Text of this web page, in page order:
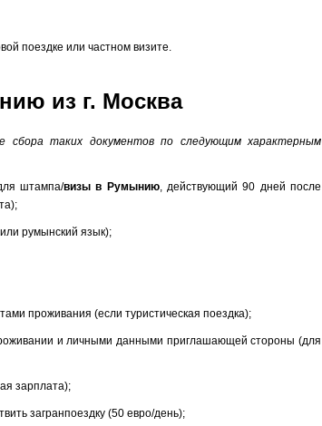
поездке или частном визите.
из г. Москва
сбора таких документов по следующим характерным
штампа/визы в Румынию, действующий 90 дней после
румынский язык);
проживания (если туристическая поездка);
и личными данными приглашающей стороны (для
зарплата);
загранпоездку (50 евро/день);